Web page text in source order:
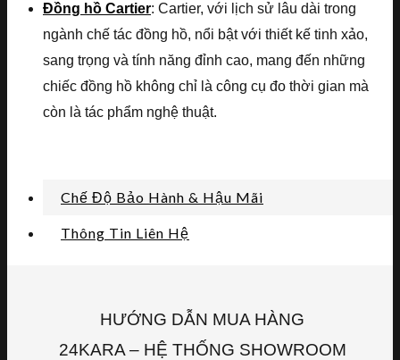
Đồng hồ Cartier: Cartier, với lịch sử lâu dài trong
ngành chế tác đồng hồ, nổi bật với thiết kế tinh xảo,
sang trọng và tính năng đỉnh cao, mang đến những
chiếc đồng hồ không chỉ là công cụ đo thời gian mà
còn là tác phẩm nghệ thuật.
Chế Độ Bảo Hành & Hậu Mãi
Thông Tin Liên Hệ
HƯỚNG DẪN MUA HÀNG
24KARA – HỆ THỐNG SHOWROOM